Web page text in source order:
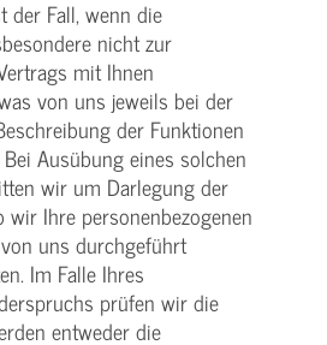
der Fall, wenn die
nicht zur
mit Ihnen
von uns jeweils bei der
der Funktionen
Ausübung eines solchen
wir um Darlegung der
wir Ihre personenbezogenen
uns durchgeführt
Im Falle Ihres
prüfen wir die
entweder die